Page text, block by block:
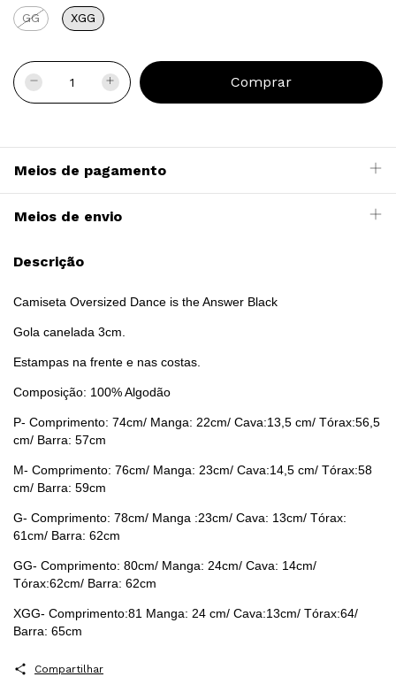
GG XGG
Meios de pagamento
Meios de envio
Descrição
Camiseta Oversized Dance is the Answer Black
Gola canelada 3cm.
Estampas na frente e nas costas.
Composição: 100% Algodão
P- Comprimento: 74cm/ Manga: 22cm/ Cava:13,5 cm/ Tórax:56,5
cm/ Barra: 57cm
M- Comprimento: 76cm/ Manga: 23cm/ Cava:14,5 cm/ Tórax:58
cm/ Barra: 59cm
G- Comprimento: 78cm/ Manga :23cm/ Cava: 13cm/ Tórax:
61cm/ Barra: 62cm
GG- Comprimento: 80cm/ Manga: 24cm/ Cava: 14cm/
Tórax:62cm/ Barra: 62cm
XGG- Comprimento:81 Manga: 24 cm/ Cava:13cm/ Tórax:64/
Barra: 65cm
Compartilhar